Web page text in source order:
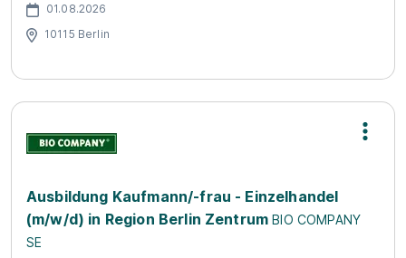
01.08.2026
10115 Berlin
Ausbildung Kaufmann/-frau - Einzelhandel
(m/w/d) in Region Berlin Zentrum BIO COMPANY
SE